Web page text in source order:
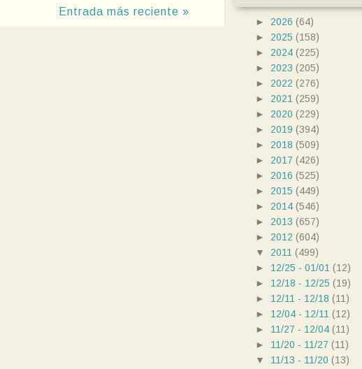
Entrada más reciente »
► 2026 (64)
► 2025 (158)
► 2024 (225)
► 2023 (205)
► 2022 (276)
► 2021 (259)
► 2020 (229)
► 2019 (394)
► 2018 (509)
► 2017 (426)
► 2016 (525)
► 2015 (449)
► 2014 (546)
► 2013 (657)
► 2012 (604)
▼
2011 (499)
► 12/25 - 01/01 (12)
► 12/18 - 12/25 (19)
► 12/11 - 12/18 (11)
► 12/04 - 12/11 (12)
► 11/27 - 12/04 (11)
► 11/20 - 11/27 (11)
▼
11/13 - 11/20 (13)